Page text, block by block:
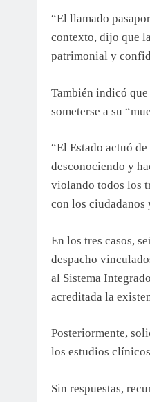
“El llamado
contexto, dijo que
patrimonial y
También indicó
someterse a su
“El Estado actuó
desconociendo y
violando todos los
con los ciudadanos
En los tres casos,
despacho
al Sistema
acreditada la
Posteriormente,
los estudios
Sin respuestas,